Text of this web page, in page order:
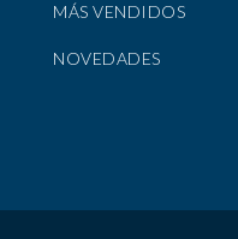
MÁS VENDIDOS
NOVEDADES